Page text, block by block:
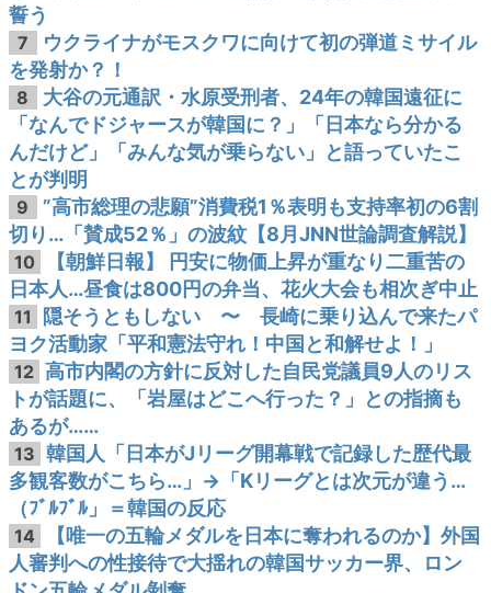
誓う
7
ウクライナがモスクワに向けて初の弾道ミサイル
を発射か？！
8
大谷の元通訳・水原受刑者、24年の韓国遠征に
「なんでドジャースが韓国に？」「日本なら分かる
んだけど」「みんな気が乗らない」と語っていたこ
とが判明
9
”高市総理の悲願”消費税1％表明も支持率初の6割
切り…「賛成52％」の波紋【8月JNN世論調査解説】
10
【朝鮮日報】 円安に物価上昇が重なり二重苦の
日本人…昼食は800円の弁当、花火大会も相次ぎ中止
11
隠そうともしない 〜 長崎に乗り込んで来たパ
ヨク活動家「平和憲法守れ！中国と和解せよ！」
12 高市内閣の方針に反対した自民党議員9人のリス
トが話題に、「岩屋はどこへ行った？」との指摘も
あるが……
13 韓国人「日本がJリーグ開幕戦で記録した歴代最
多観客数がこちら…」→「Kリーグとは次元が違う…
（ﾌﾞﾙﾌﾞﾙ」＝韓国の反応
14
【唯一の五輪メダルを日本に奪われるのか】外国
人審判への性接待で大揺れの韓国サッカー界、ロン